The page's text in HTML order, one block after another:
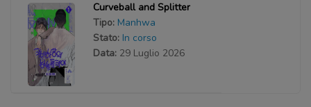
Curveball and Splitter
Tipo: Manhwa
Stato: In corso
Data: 29 Luglio 2026